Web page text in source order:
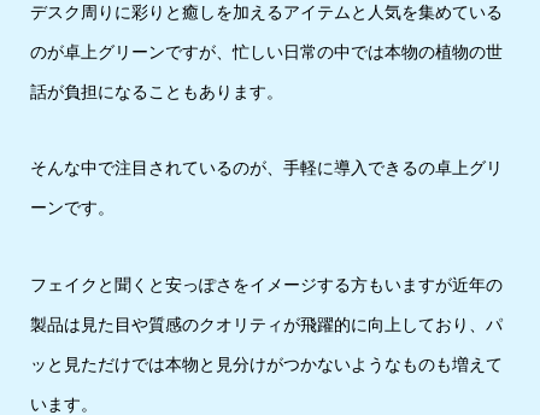
デスク周りに彩りと癒しを加えるアイテムと人気を集めている
のが卓上グリーンですが、忙しい日常の中では本物の植物の世
話が負担になることもあります。
そんな中で注目されているのが、手軽に導入できるの卓上グリ
ーンです。
フェイクと聞くと安っぽさをイメージする方もいますが近年の
製品は見た目や質感のクオリティが飛躍的に向上しており、パ
ッと見ただけでは本物と見分けがつかないようなものも増えて
います。